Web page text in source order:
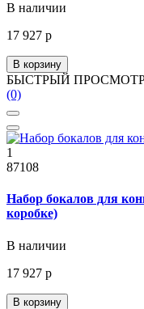
В наличии
17 927 р
В корзину
БЫСТРЫЙ
(0)
1
87108
Набор бокалов для
коробке)
В наличии
17 927 р
В корзину